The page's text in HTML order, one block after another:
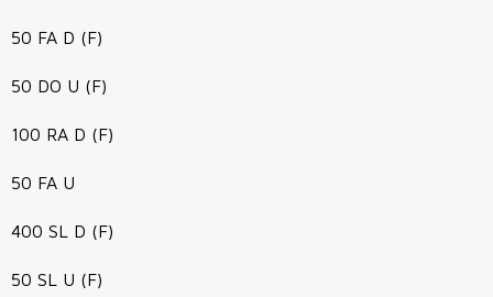
50 FA D (F)
50 DO U (F)
100 RA D (F)
50 FA U
400 SL D (F)
50 SL U (F)